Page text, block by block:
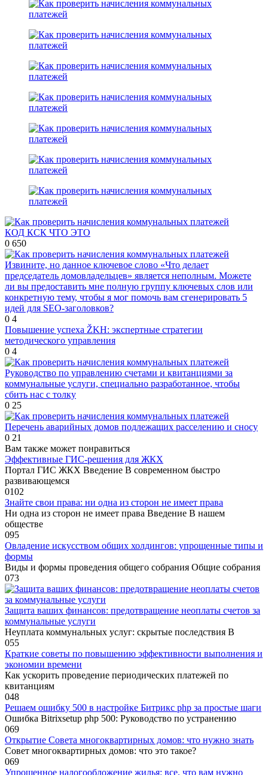
КОД КСК ЧТО ЭТО
0 650
Извините, но данное ключевое слово «Что делает
председатель домовладельцев» является неполным. Можете
ли вы предоставить мне полную группу ключевых слов или
конкретную тему, чтобы я мог помочь вам сгенерировать 5
идей для SEO-заголовков?
0 4
Повышение успеха ŽKH: экспертные стратегии
методического управления
0 4
Руководство по управлению счетами и квитанциями за
коммунальные услуги, специально разработанное, чтобы
сбить нас с толку
0 25
Перечень аварийных домов подлежащих расселению и сносу
0 21
Вам также может понравиться
Эффективные ГИС-решения для ЖКХ
Портал ГИС ЖКХ Введение В современном быстро
развивающемся
0102
Знайте свои права: ни одна из сторон не имеет права
Ни одна из сторон не имеет права Введение В нашем
обществе
095
Овладение искусством общих холдингов: упрощенные типы и
формы
Виды и формы проведения общего собрания Общие собрания
073
Защита ваших финансов: предотвращение неоплаты счетов за
коммунальные услуги
Неуплата коммунальных услуг: скрытые последствия В
055
Краткие советы по повышению эффективности выполнения и
экономии времени
Как ускорить проведение периодических платежей по
квитанциям
048
Решаем ошибку 500 в настройке Битрикс php за простые шаги
Ошибка Bitrixsetup php 500: Руководство по устранению
069
Открытие Совета многоквартирных домов: что нужно знать
Совет многоквартирных домов: что это такое?
069
Упрощенное налогообложение жилья: все, что вам нужно